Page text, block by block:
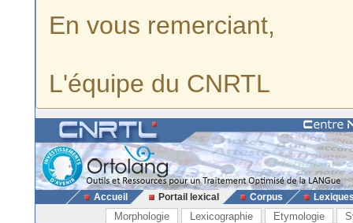
En vous remerciant,
L'équipe du CNRTL
Accueil Portail lexical Corpus
Morphologie Lexicographie Etymologie